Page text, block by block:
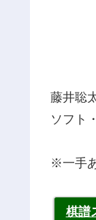
藤井聡
ソフト
※一手
棋譜